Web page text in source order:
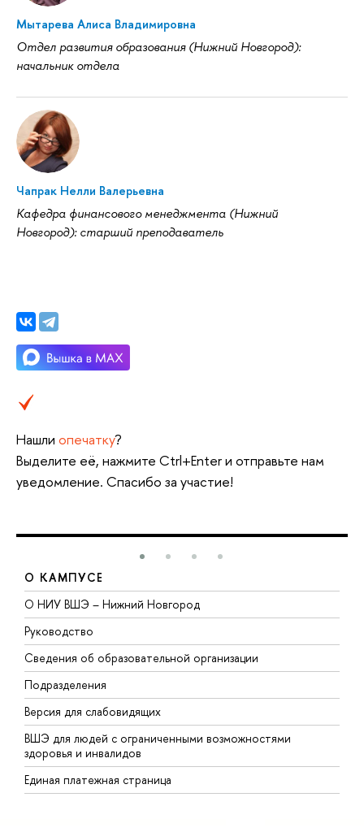
Мытарева Алиса Владимировна
Отдел развития образования (Нижний Новгород):
начальник отдела
Чапрак Нелли Валерьевна
Кафедра финансового менеджмента (Нижний
Новгород): старший преподаватель
Нашли опечатку?
Выделите её, нажмите Ctrl+Enter и отправьте нам
уведомление. Спасибо за участие!
О КАМПУСЕ
О НИУ ВШЭ – Нижний Новгород
Руководство
Сведения об образовательной организации
Подразделения
Версия для слабовидящих
ВШЭ для людей с ограниченными возможностями
здоровья и инвалидов
Единая платежная страница